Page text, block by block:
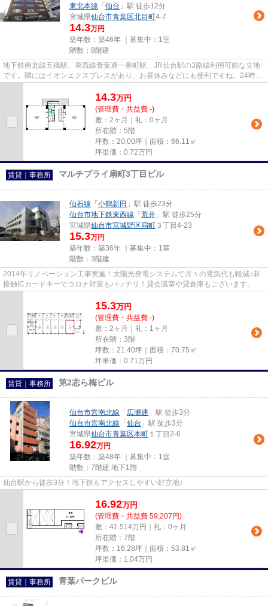
東北本線 「 仙台 」駅 徒歩12分
宮城県仙台市青葉区北目町4-7
14.3万円
築年数：築46年 ｜募集中： 1室
階数：8階建
地下鉄南北線五橋駅、東西線青葉通一番町駅、JR仙台駅の3路線利用可能な立地
です。隣にはイオンエクスプレスがあり、お昼休みなどにも便利ですね。24時間
14.3万円
(管理費・共益費 -)
敷：2ヶ月｜礼：0ヶ月
所在階：5階
坪数：20.00坪｜面積：66.11㎡
坪単価： 0.72万円
賃貸｜事務所 マルチプライ扇町3丁目ビル
仙石線 「 小鶴新田 」駅 徒歩23分
仙台市地下鉄東西線 「 荒井 」駅 徒歩25分
宮城県仙台市宮城野区扇町 ３丁目4-23
15.3万円
築年数：築36年 ｜募集中： 1室
階数：3階建
2014年リノベーション工事実施！太陽光発電システムで月々の電気代も軽減♪非
接触ICカードキーでコロナ対策もバッチリ！貸会議室や貸倉庫もございます。
15.3万円
(管理費・共益費 -)
敷：2ヶ月｜礼：1ヶ月
所在階：3階
坪数：21.40坪｜面積：70.75㎡
坪単価： 0.71万円
賃貸｜事務所 第2志ら梅ビル
仙台市営南北線 「 広瀬通 」駅 徒歩3分
仙台市営南北線 「 仙台 」駅 徒歩3分
宮城県仙台市青葉区本町 １丁目2-6
16.92万円
築年数：築48年 ｜募集中： 1室
階数：7階建 地下1階
仙台駅から徒歩3分！地下鉄もアクセスしやすい好立地♪
16.92万円
(管理費・共益費 59,207円)
敷：41.514万円｜礼：0ヶ月
所在階：7階
坪数：16.28坪｜面積：53.81㎡
坪単価： 1.04万円
賃貸｜事務所 青葉パークビル